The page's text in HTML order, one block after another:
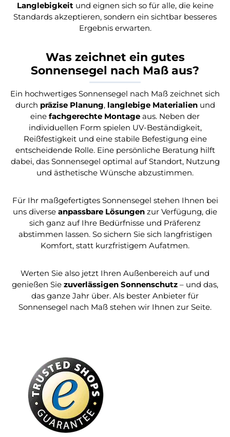
Langlebigkeit und eignen sich so für alle, die keine
Standards akzeptieren, sondern ein sichtbar besseres
Ergebnis erwarten.
Was zeichnet ein gutes
Sonnensegel nach Maß aus?
Ein hochwertiges Sonnensegel nach Maß zeichnet sich
durch präzise Planung, langlebige Materialienund
eine fachgerechte Montage aus. Neben der
individuellen Form spielen UV-Beständigkeit,
Reißfestigkeit und eine stabile Befestigung eine
entscheidende Rolle. Eine persönliche Beratung hilft
dabei, das Sonnensegel optimal auf Standort, Nutzung
und ästhetische Wünsche abzustimmen.
Für Ihr maßgefertigtes Sonnensegel stehen Ihnen bei
uns diverse anpassbare Lösungen zur Verfügung, die
sich ganz auf Ihre Bedürfnisse und Präferenz
abstimmen lassen. So sichern Sie sich langfristigen
Komfort, statt kurzfristigem Aufatmen.
Werten Sie also jetzt Ihren Außenbereich auf und
genießen Sie zuverlässigen Sonnenschutz – und das,
das ganze Jahr über. Als bester Anbieter für
Sonnensegel nach Maß stehen wir Ihnen zur Seite.